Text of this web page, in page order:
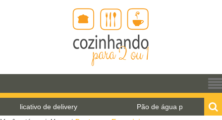
Pão de água para o World Bread Day 2021